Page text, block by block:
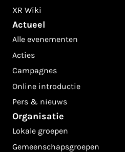
XR Wiki
Actueel
Alle evenementen
Acties
Campagnes
Online introductie
Pers & nieuws
Organisatie
Lokale groepen
Gemeenschapsgroepen